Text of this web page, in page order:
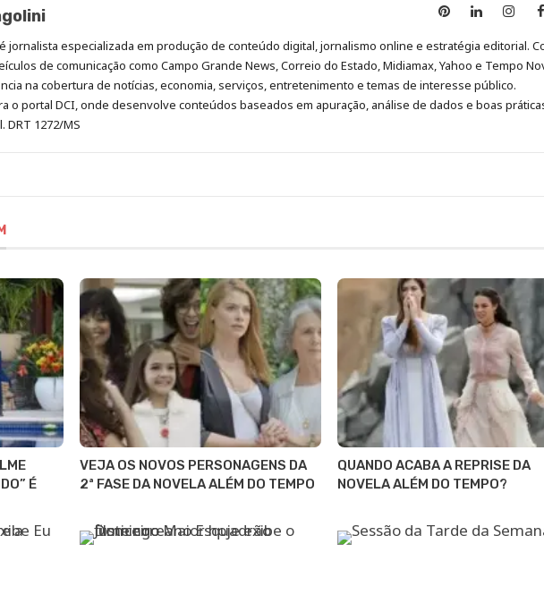
Anny
no
Pinterest
Anny
no
LinkedIn
Anny
no
jornalista especializada em produção de conteúdo digital, jornalismo online e estratégia editorial.
de comunicação como Campo Grande News, Correio do Estado, Midiamax, Yahoo e Tempo
na cobertura de notícias, economia, serviços, entretenimento e temas de interesse público.
o portal DCI, onde desenvolve conteúdos baseados em apuração, análise de dados e boas
DRT 1272/MS
É
VEJA OS NOVOS PERSONAGENS DA
2ª FASE DA NOVELA ALÉM DO TEMPO
QUANDO ACABA A REPRISE DA
NOVELA ALÉM DO TEMPO?